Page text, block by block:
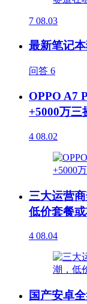
7 08.03
最新笔记
问答 6
OPPO A7
+5000万三
4 08.02
三大运营
低价套餐
4 08.04
国产安卓